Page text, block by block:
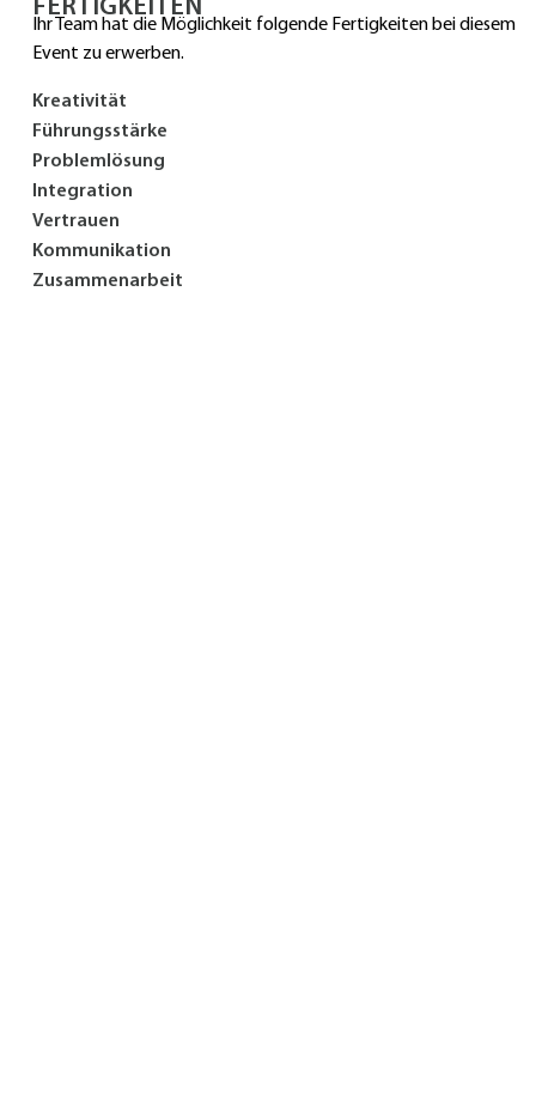
FERTIGKEITEN
Ihr Team hat die Möglichkeit folgende Fertigkeiten bei diesem
Event zu erwerben.
Kreativität
Führungsstärke
Problemlösung
Integration
Vertrauen
Kommunikation
Zusammenarbeit